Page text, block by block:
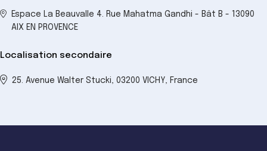
Espace La Beauvalle 4. Rue Mahatma Gandhi - Bât B - 13090
AIX EN PROVENCE
Localisation secondaire
25. Avenue Walter Stucki, 03200 VICHY, France